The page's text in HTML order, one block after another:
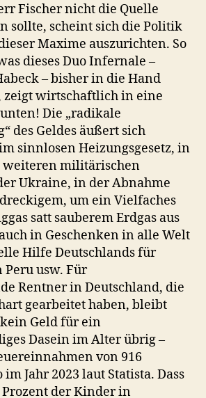
Fischer nicht die Quelle
sollte, scheint sich die Politik
Maxime auszurichten. So
dieses Duo Infernale –
– bisher in die Hand
zeigt wirtschaftlich in eine
Die „radikale
des Geldes äußert sich
sinnlosen Heizungsgesetz, in
militärischen
Ukraine, in der Abnahme
um ein Vielfaches
satt sauberem Erdgas aus
in Geschenken in alle Welt
Hilfe Deutschlands für
usw. Für
Rentner in Deutschland, die
gearbeitet haben, bleibt
Geld für ein
Dasein im Alter übrig –
von 916
Jahr 2023 laut Statista. Dass
der Kinder in